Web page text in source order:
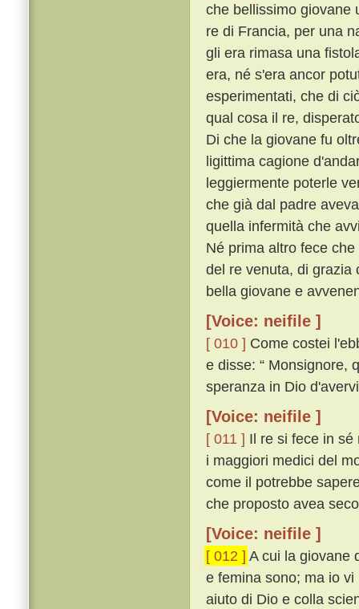
che bellissimo giovane
re di Francia, per una
gli era rimasa una
era, né s'era ancor
esperimentati, che di
qual cosa il re,
Di che la giovane fu
ligittima cagione
leggiermente poterle
che già dal padre
quella infermità che
Né prima altro fece
del re venuta, di grazia
bella giovane e
[Voice: neifile ]
[ 010 ] Come costei
e disse: “ Monsignore,
speranza in Dio
[Voice: neifile ]
[ 011 ] Il re si fece in sé
i maggiori medici del
come il potrebbe
che proposto avea
[Voice: neifile ]
[ 012 ] A cui la giovane
e femina sono; ma io
aiuto di Dio e colla